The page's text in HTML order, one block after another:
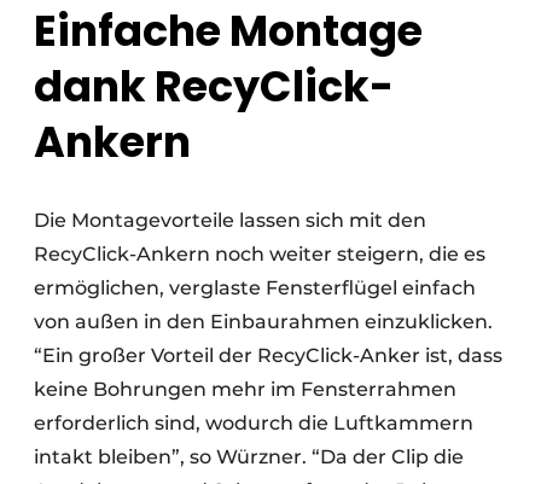
Einfache Montage
dank RecyClick-
Ankern
Die Montagevorteile lassen sich mit den
RecyClick-Ankern noch weiter steigern, die es
ermöglichen, verglaste Fensterflügel einfach
von außen in den Einbaurahmen einzuklicken.
“Ein großer Vorteil der RecyClick-Anker ist, dass
keine Bohrungen mehr im Fensterrahmen
erforderlich sind, wodurch die Luftkammern
intakt bleiben”, so Würzner. “Da der Clip die